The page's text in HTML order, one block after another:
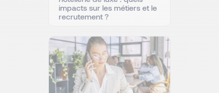
impacts sur les métiers et le
recrutement ?